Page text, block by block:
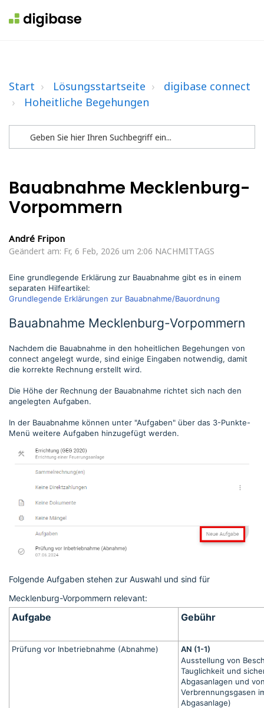
Start Lösungsstartseite
digibase connect
Hoheitliche Begehungen
Bauabnahme Mecklenburg-
Vorpommern
André Fripon
Geändert am: Fr, 6 Feb, 2026 um 2:06 NACHMITTAGS
Eine grundlegende Erklärung zur Bauabnahme gibt es in einem
separaten Hilfeartikel:
Grundlegende Erklärungen zur Bauabnahme/Bauordnung
Bauabnahme Mecklenburg-Vorpommern
Nachdem die Bauabnahme in den hoheitlichen Begehungen von
connect angelegt wurde, sind einige Eingaben notwendig, damit
die korrekte Rechnung erstellt wird.
Die Höhe der Rechnung der Bauabnahme richtet sich nach den
angelegten Aufgaben.
In der Bauabnahme können unter "Aufgaben" über das 3-Punkte-
Menü weitere Aufgaben hinzugefügt werden.
Folgende Aufgaben stehen zur Auswahl und sind für
Mecklenburg-Vorpommern relevant:
Aufgabe Gebühr
Prüfung vor Inbetriebnahme (Abnahme)
AN (1-1)
Ausstellung von
Tauglichkeit und
Abgasanlagen und
Verbrennungsgasen
Abgasanlage)